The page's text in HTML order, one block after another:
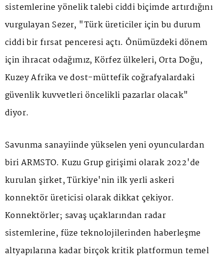
sistemlerine yönelik talebi ciddi biçimde artırdığını
vurgulayan Sezer, "Türk üreticiler için bu durum
ciddi bir fırsat penceresi açtı. Önümüzdeki dönem
için ihracat odağımız, Körfez ülkeleri, Orta Doğu,
Kuzey Afrika ve dost-müttefik coğrafyalardaki
güvenlik kuvvetleri öncelikli pazarlar olacak"
diyor.
Savunma sanayiinde yükselen yeni oyunculardan
biri ARMSTO. Kuzu Grup girişimi olarak 2022'de
kurulan şirket, Türkiye'nin ilk yerli askeri
konnektör üreticisi olarak dikkat çekiyor.
Konnektörler; savaş uçaklarından radar
sistemlerine, füze teknolojilerinden haberleşme
altyapılarına kadar birçok kritik platformun temel